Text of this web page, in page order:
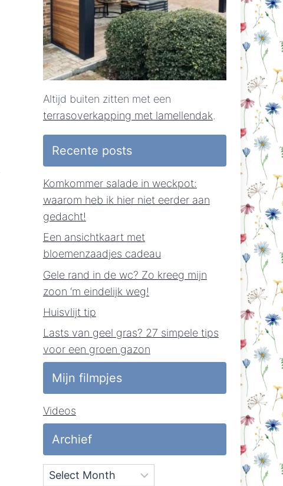
Altijd buiten zitten met een
terrasoverkapping met lamellendak.
Recente posts
Komkommer salade in weckpot:
waarom heb ik hier niet eerder aan
gedacht!
Een ansichtkaart met
bloemenzaadjes cadeau
Gele rand in de wc? Zo kreeg mijn
zoon ‘m eindelijk weg!
Huisvlijt tip
Lasts van geel gras? 27 simpele tips
voor een groen gazon
Mijn filmpjes
Videos
Archief
Archief